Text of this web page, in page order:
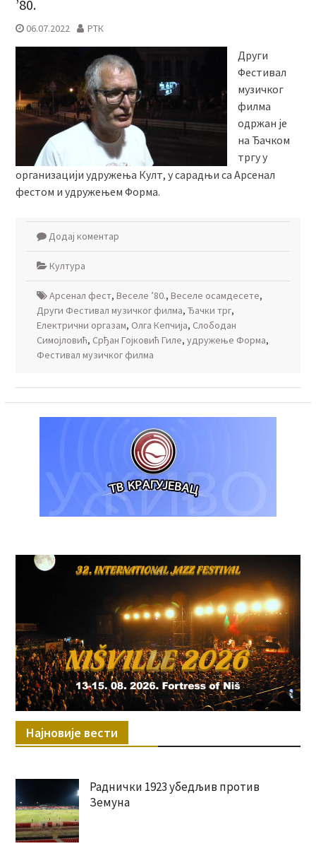
’80.
06.07.2022 РТК
Други
Фестивал
музичког
филма
одржан је
на Ђачком
тргу у
организацији удружења Култ, у сарадњи са Арсенал
фестом и удружењем Форма.
Додај коментар
Култура
Арсенал фест, Веселе ’80., Веселе осамдесете,
Други Фестивал музичког филма, Ђачки трг,
Електрични оргазам, Олга Кепчија, Слободан
Симојловић, Срђан Гојковић Гиле, удружење Форма,
Фестивал музичког филма
Најновије вести
Раднички 1923 убедљив против
Земуна